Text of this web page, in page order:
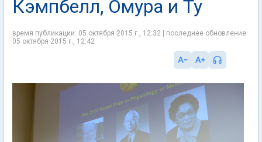
Кэмпбелл, Омура и Ту
время публикации: 05 октября 2015 г., 12:32 | последнее обновление:
05 октября 2015 г., 12:42